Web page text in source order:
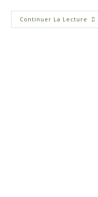
Continuer La Lecture